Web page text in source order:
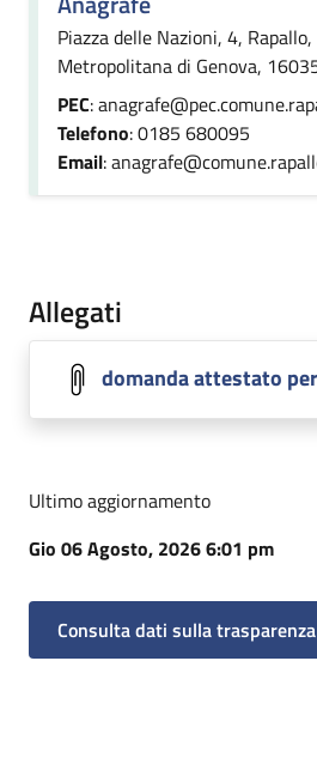
Piazza delle Nazioni, 4,
Metropolitana di Genova,
PEC:
Telefono: 0185 680095
Email:
Allegati
domanda attestato
Ultimo aggiornamento
Gio 06 Agosto, 2026 6:01 pm
Consulta dati sulla trasparenza